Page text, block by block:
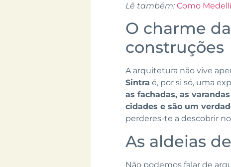
Lê também: Como
O charme
construções
A arquitetura não vive
Sintra é, por si só, uma
as fachadas, as
cidades e são um
perderes-te a descobrir
As aldeias
Não podemos falar de